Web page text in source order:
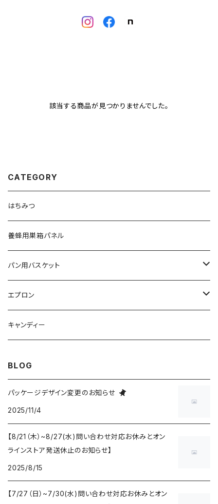
該当する商品が見つかりませんでした。
CATEGORY
はちみつ
養蜂用巣箱パネル
パン用バスケット
コットン
リネン
エプロン
コットン
キャンディー
BLOG
パッケージデザイン変更のお知らせ
2025/11/4
【8/21（木）~8/27(水)問い合わせ対応お休みとオン
ラインストア発送休止のお知らせ】
2025/8/15
【7/27（日）~7/30(水)問い合わせ対応お休みとオン